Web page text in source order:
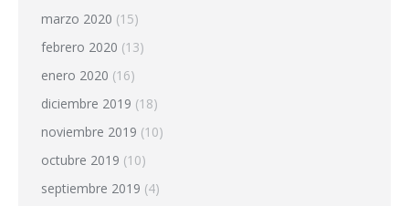
marzo 2020 (15)
febrero 2020 (13)
enero 2020 (16)
diciembre 2019 (18)
noviembre 2019 (10)
octubre 2019 (10)
septiembre 2019 (4)